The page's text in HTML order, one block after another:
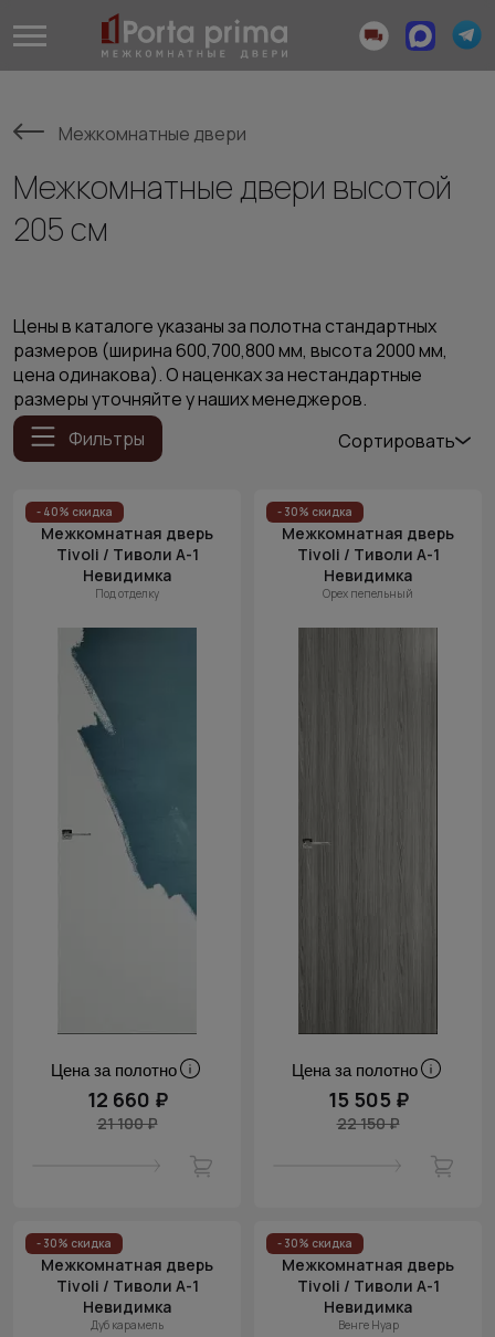
Межкомнатные двери
Межкомнатные двери высотой
205 см
Цены в каталоге указаны за полотна стандартных
размеров (ширина 600,700,800 мм, высота 2000 мм,
цена одинакова). О наценках за нестандартные
размеры уточняйте у наших менеджеров.
Фильтры
Сортировать
Цена
(возр.)
Цена (убыв.)
Cначала
новинки
- 40% скидка
Межкомнатная дверь
Tivoli / Тиволи А-1
Невидимка
Под отделку
Цена за полотно
12 660 ₽
21 100 ₽
- 30% скидка
Межкомнатная дверь
Tivoli / Тиволи А-1
Невидимка
Орех пепельный
Цена за полотно
15 505 ₽
22 150 ₽
- 30% скидка
Межкомнатная дверь
Tivoli / Тиволи А-1
Невидимка
Дуб карамель
- 30% скидка
Межкомнатная дверь
Tivoli / Тиволи А-1
Невидимка
Венге Нуар